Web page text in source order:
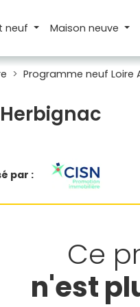
neuf Maison neuve
Programme neuf Loire
par :
Ce
n'est